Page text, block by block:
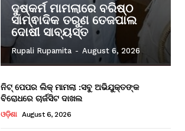
ଦୁଷ୍କର୍ମ ମାମଲାରେ ବରିଷ୍ଠ
ସାମ୍ଵାଦିକ ତରୁଣ ତେଜପାଲ
ଦୋଷୀ ସାବ୍ୟସ୍ତ
Rupali Rupamita - August 6, 2026
ନିଟ୍ ପେପର ଲିକ୍ ମାମଲା :ସବୁ ଅଭିଯୁକ୍ତଙ୍କ
ବିରୋଧରେ ଚାର୍ଜସିଟ ଦାଖଲ
ଓଡ଼ିଶା August 6, 2026